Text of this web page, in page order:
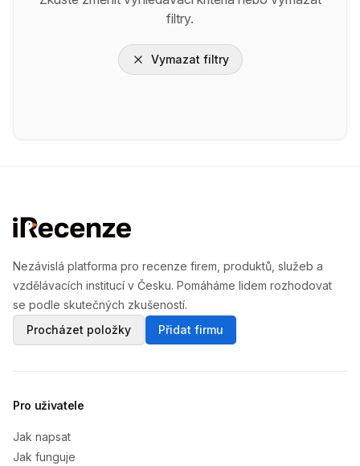
filtry.
Vymazat filtry
Nezávislá platforma pro recenze firem, produktů, služeb a
vzdělávacích institucí v Česku. Pomáháme lidem rozhodovat
se podle skutečných zkušeností.
Procházet položky
Přidat firmu
Pro uživatele
Jak napsat
Jak funguje